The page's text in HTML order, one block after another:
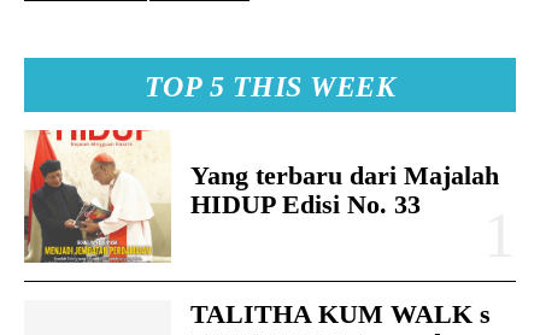
TOP 5 THIS WEEK
Yang terbaru dari Majalah
HIDUP Edisi No. 33
TALITHA KUM WALK s